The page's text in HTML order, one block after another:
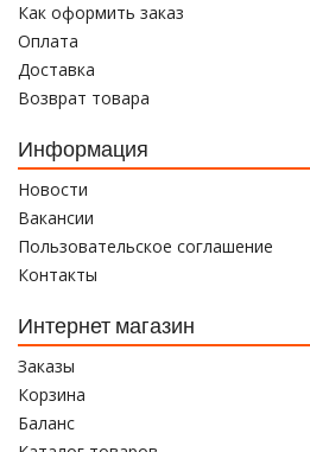
Как оформить заказ
Оплата
Доставка
Возврат товара
Информация
Новости
Вакансии
Пользовательское соглашение
Контакты
Интернет магазин
Заказы
Корзина
Баланс